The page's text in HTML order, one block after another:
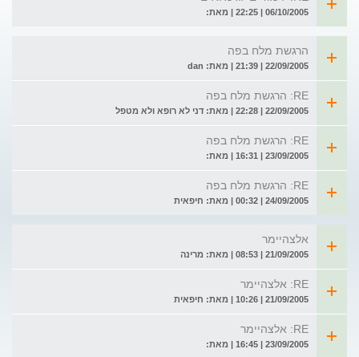
06/10/2005 | 22:25 | מאת:
הרגשת מלח בפה
22/09/2005 | 21:39 | מאת: dan
RE: הרגשת מלח בפה
22/09/2005 | 22:28 | מאת: דני לא רופא ולא מטפל
RE: הרגשת מלח בפה
23/09/2005 | 16:31 | מאת:
RE: הרגשת מלח בפה
24/09/2005 | 00:32 | מאת: חיפאית
אלצהיימר
21/09/2005 | 08:53 | מאת: מרינה
RE: אלצהיימר
21/09/2005 | 10:26 | מאת: חיפאית
RE: אלצהיימר
23/09/2005 | 16:45 | מאת: